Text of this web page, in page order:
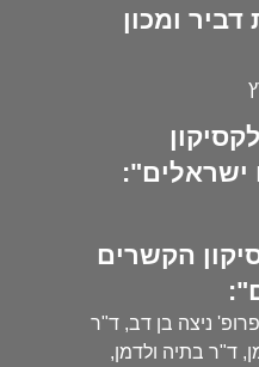
ומכון
ישראלים":
הקשרים
ניצה בן דב, ד"ר
ד"ר בתיה ולדמן,